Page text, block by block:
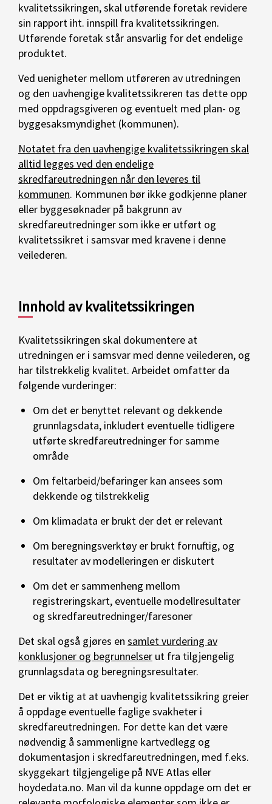
kvalitetssikringen, skal utførende foretak revidere
sin rapport iht. innspill fra kvalitetssikringen.
Utførende foretak står ansvarlig for det endelige
produktet.
Ved uenigheter mellom utføreren av utredningen
og den uavhengige kvalitetssikreren tas dette opp
med oppdragsgiveren og eventuelt med plan- og
byggesaksmyndighet (kommunen).
Notatet fra den uavhengige kvalitetssikringen skal
alltid legges ved den endelige
skredfareutredningen når den leveres til
kommunen. Kommunen bør ikke godkjenne planer
eller byggesøknader på bakgrunn av
skredfareutredninger som ikke er utført og
kvalitetssikret i samsvar med kravene i denne
veilederen.
Innhold av kvalitetssikringen
Kvalitetssikringen skal dokumentere at
utredningen er i samsvar med denne veilederen, og
har tilstrekkelig kvalitet. Arbeidet omfatter da
følgende vurderinger:
Om det er benyttet relevant og dekkende
grunnlagsdata, inkludert eventuelle tidligere
utførte skredfareutredninger for samme
område
Om feltarbeid/befaringer kan ansees som
dekkende og tilstrekkelig
Om klimadata er brukt der det er relevant
Om beregningsverktøy er brukt fornuftig, og
resultater av modelleringen er diskutert
Om det er sammenheng mellom
registreringskart, eventuelle modellresultater
og skredfareutredninger/faresoner
Det skal også gjøres en samlet vurdering av
konklusjoner og begrunnelser ut fra tilgjengelig
grunnlagsdata og beregningsresultater.
Det er viktig at at uavhengig kvalitetssikring greier
å oppdage eventuelle faglige svakheter i
skredfareutredningen. For dette kan det være
nødvendig å sammenligne kartvedlegg og
dokumentasjon i skredfareutredningen, med f.eks.
skyggekart tilgjengelige på NVE Atlas eller
hoydedata.no. Man vil da kunne oppdage om det er